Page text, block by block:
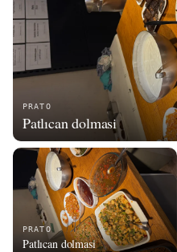
PRATO
Patlıcan dolmasi
PRATO
Patlıcan dolmasi